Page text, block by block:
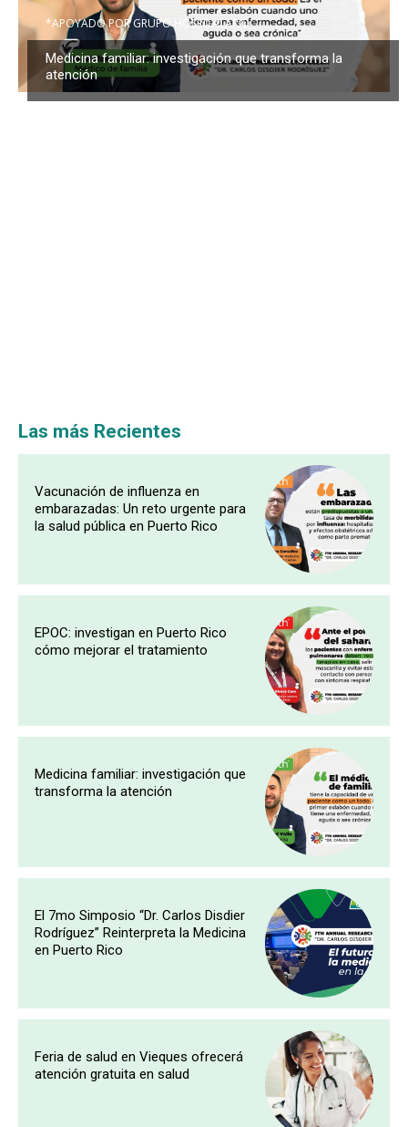
*APOYADO POR GRUPO HOSPITALARIO
Medicina familiar: investigación que transforma la
atención
Las más Recientes
Vacunación de influenza en
embarazadas: Un reto urgente para
la salud pública en Puerto Rico
EPOC: investigan en Puerto Rico
cómo mejorar el tratamiento
Medicina familiar: investigación que
transforma la atención
El 7mo Simposio “Dr. Carlos Disdier
Rodríguez” Reinterpreta la Medicina
en Puerto Rico
Feria de salud en Vieques ofrecerá
atención gratuita en salud